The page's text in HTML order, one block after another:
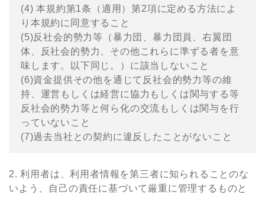
(4) 本規約第1条（適⽤）第2項に定める⽅法によ
り本規約に同意すること
(5)反社会的勢⼒等（暴⼒団、暴⼒団員、右翼団
体、反社会的勢⼒、その他これらに準ずる者を意
味します。以下同じ。）に該当しないこと
(6)資⾦提供その他を通じて反社会的勢⼒等の維
持、運営もしくは経営に協⼒もしくは関与する等
反社会的勢⼒等と何ら化の交流もしくは関与を⾏
っていないこと
(7)過去当社との契約に違反したことがないこと
2. 利⽤者は、利⽤者情報を第三者に知られることのな
いよう、⾃⼰の責任に基づいて厳重に管理するものと